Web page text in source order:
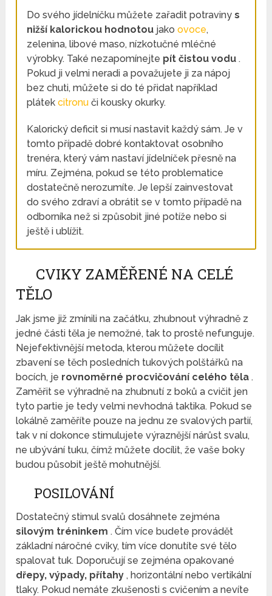
Do svého jídelníčku můžete zařadit potravinys
nižší kalorickou hodnotou jakoovoce,
zelenina, libové maso, nízkotučné mléčné
výrobky. Také nezapomínejte pít čistou vodu.
Pokud ji velmi neradi a považujete ji za nápoj
bez chuti, můžete si do té přidat například
plátekcitronu či kousky okurky.
Kalorický deficit si musí nastavit každý sám. Je v
tomto případě dobré kontaktovat osobního
trenéra, který vám nastaví jídelníček přesně na
míru. Zejména, pokud se této problematice
dostatečně nerozumíte. Je lepší zainvestovat
do svého zdraví a obrátit se v tomto případě na
odborníka než si způsobit jiné potíže nebo si
ještě i ublížit.
CVIKY ZAMĚŘENÉ NA CELÉ
TĚLO
Jak jsme již zmínili na začátku, zhubnout výhradně z
jedné části těla je nemožné, tak to prostě nefunguje.
Nejefektivnější metoda, kterou můžete docílit
zbavení se těch posledních tukových polštářků na
bocích, je rovnoměrné procvičování celého těla.
Zaměřit se výhradně na zhubnutí z boků a cvičit jen
tyto partie je tedy velmi nevhodná taktika. Pokud se
lokálně zaměříte pouze na jednu ze svalových partií,
tak v ní dokonce stimulujete výraznější nárůst svalu,
ne ubývání tuku, čímž můžete docílit, že vaše boky
budou působit ještě mohutnější.
POSILOVÁNÍ
Dostatečný stimul svalů dosáhnete zejména
silovým tréninkem. Čím více budete provádět
základní náročné cviky, tím více donutíte své tělo
spalovat tuk. Doporučují se zejména opakované
dřepy, výpady, přítahy, horizontální nebo vertikální
tlaky. Pokud nemáte zkušenosti s cvičením a nevíte